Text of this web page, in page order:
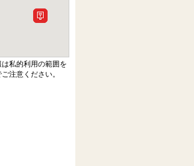
私的利用の範囲を
注意ください。